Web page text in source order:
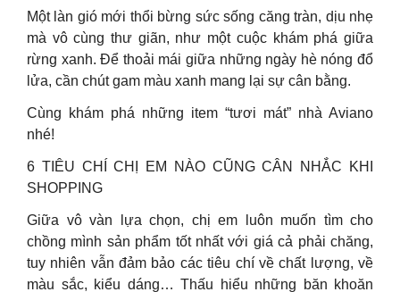
Một làn gió mới thổi bừng sức sống căng tràn, dịu nhẹ
mà vô cùng thư giãn, như một cuộc khám phá giữa
rừng xanh. Để thoải mái giữa những ngày hè nóng đổ
lửa, cần chút gam màu xanh mang lại sự cân bằng.
Cùng khám phá những item “tươi mát” nhà Aviano
nhé!
6 TIÊU CHÍ CHỊ EM NÀO CŨNG CÂN NHẮC KHI
SHOPPING
Giữa vô vàn lựa chọn, chị em luôn muốn tìm cho
chồng mình sản phẩm tốt nhất với giá cả phải chăng,
tuy nhiên vẫn đảm bảo các tiêu chí về chất lượng, về
màu sắc, kiểu dáng… Thấu hiểu những băn khoăn